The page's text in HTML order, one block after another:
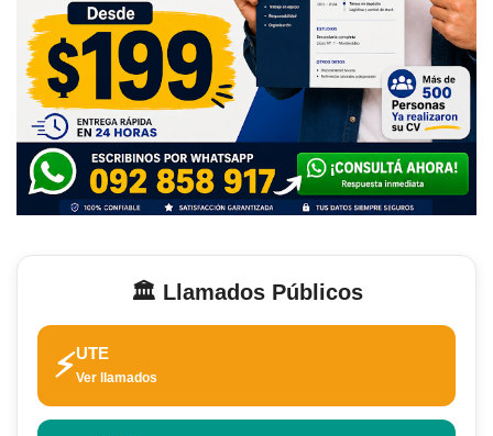
🏛️ Llamados Públicos
⚡UTE
Ver llamados